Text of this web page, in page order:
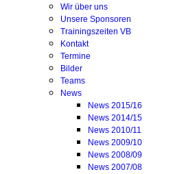
Wir über uns
Unsere Sponsoren
Trainingszeiten VB
Kontakt
Termine
Bilder
Teams
News
News 2015/16
News 2014/15
News 2010/11
News 2009/10
News 2008/09
News 2007/08